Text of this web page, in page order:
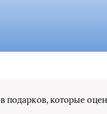
подарков, которые